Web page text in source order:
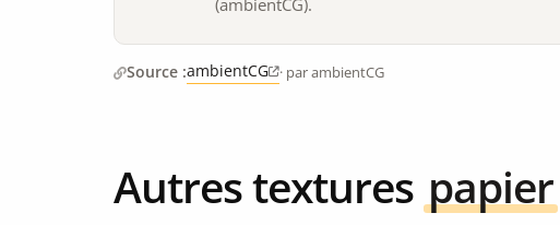
(ambientCG).
Source :ambientCG · par ambientCG
Autres textures papier